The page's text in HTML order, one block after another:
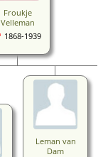
Leman van
Dam
Froukje
Velleman
1868-1939